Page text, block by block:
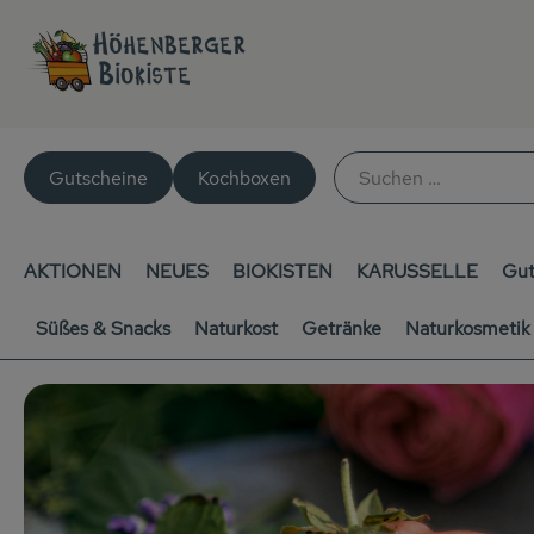
Gutscheine Kochboxen
AKTIONEN NEUES BIOKISTEN KARUSSELLE
Süßes & Snacks Naturkost Getränke Naturkosmetik